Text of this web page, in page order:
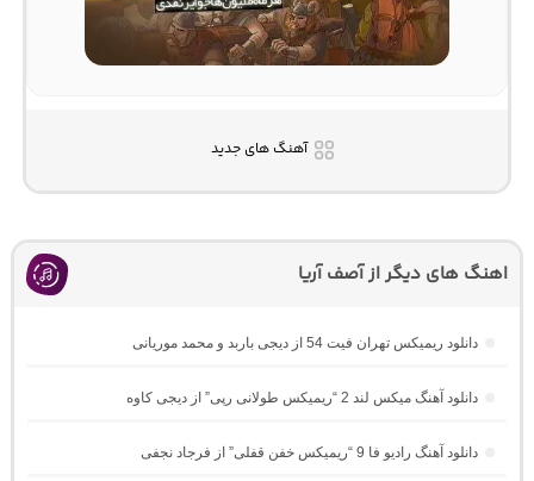
آهنگ های جدید
اهنگ های دیگر از آصف آریا
دانلود ریمیکس تهران فیت 54 از دیجی باربد و محمد موریانی
دانلود آهنگ میکس لند 2 “ریمیکس طولانی رپی” از دیجی کاوه
دانلود آهنگ رادیو فا 9 “ریمیکس خفن قفلی” از فرجاد نجفی